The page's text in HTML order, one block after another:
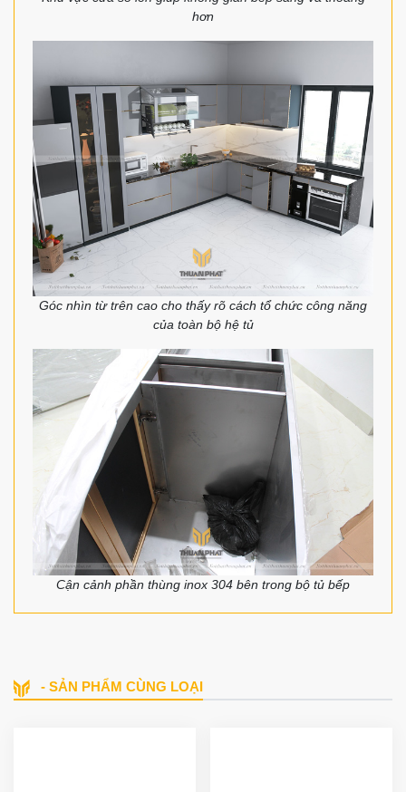
hơn
Góc nhìn từ trên cao cho thấy rõ cách tổ chức công năng
của toàn bộ hệ tủ
Cận cảnh phần thùng inox 304 bên trong bộ tủ bếp
- SẢN PHẨM CÙNG LOẠI